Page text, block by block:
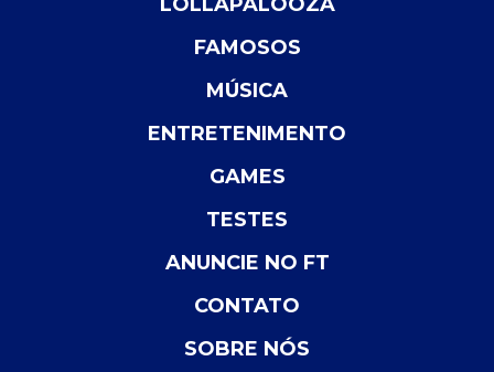
FAMOSOS
MÚSICA
ENTRETENIMENTO
GAMES
TESTES
ANUNCIE NO FT
CONTATO
SOBRE NÓS